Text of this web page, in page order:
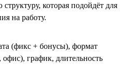
которая подойдёт для
на работу.
(фикс + бонусы), формат
офис), график, длительность